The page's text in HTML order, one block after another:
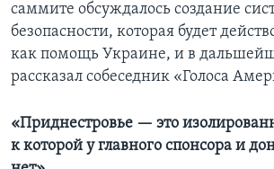
саммите обсуждалось создание
безопасности, которая будет
как помощь Украине, и в
рассказал собеседник «Голоса
«Приднестровье — это
к которой у главного спонсора и